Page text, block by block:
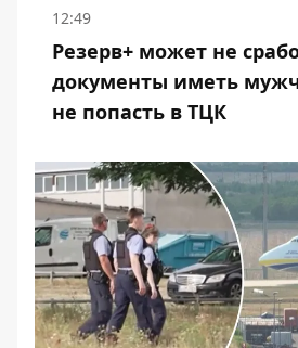
12:49
Резерв+ может не
документы иметь
не попасть в ТЦК